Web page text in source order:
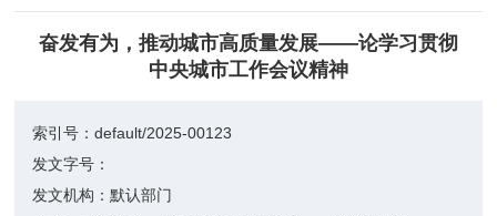
奋发有为，推动城市高质量发展——论学习贯彻
中央城市工作会议精神
索引号：default/2025-00123
发文字号：
发文机构：默认部门